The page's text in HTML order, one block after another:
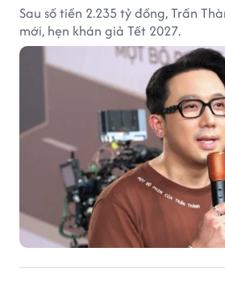
Sau số tiền 2.235 tỷ đồng, Trấn
mới, hẹn khán giả Tết 2027.